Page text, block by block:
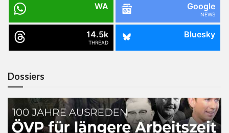
WA Google
NEWS
14.5k
THREAD
Bluesky
Dossiers